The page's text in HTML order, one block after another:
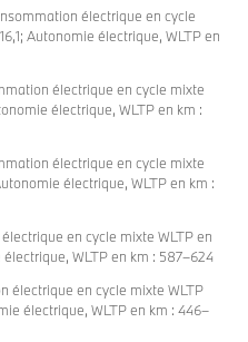
électrique en cycle
16,1; Autonomie électrique, WLTP en
électrique en cycle mixte
électrique, WLTP en km :
électrique en cycle mixte
électrique, WLTP en km :
en cycle mixte WLTP en
électrique, WLTP en km : 587–624
électrique en cycle mixte WLTP
électrique, WLTP en km : 446–